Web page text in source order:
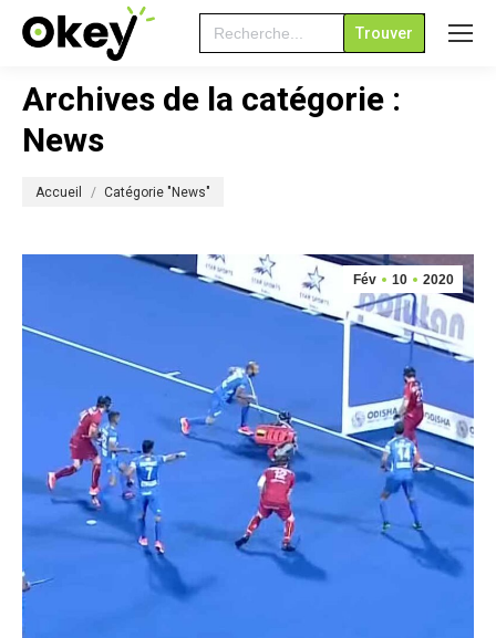
Search
for:
Archives de la catégorie :
News
Accueil Catégorie "News"
Fév 10 2020